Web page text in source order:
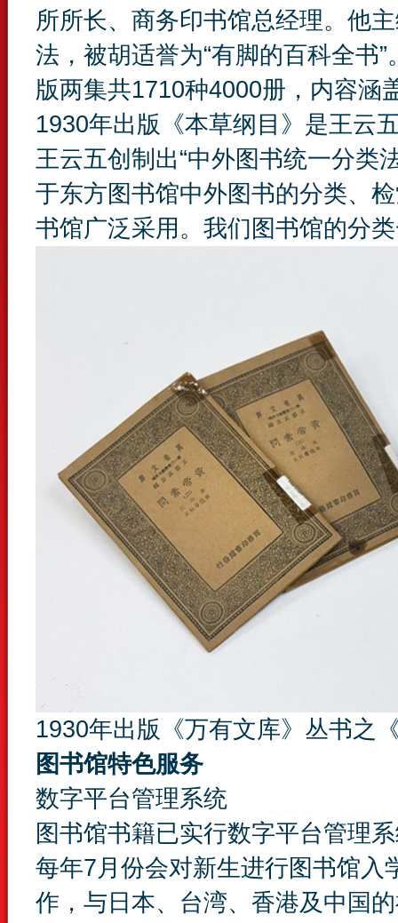
所所长、商务印书馆总经理。他
法，被胡适誉为“有脚的百科全书
版两集共1710种4000册，内容涵
1930年出版《本草纲目》是王云
王云五创制出“中外图书统一分类
于东方图书馆中外图书的分类、
书馆广泛采用。我们图书馆的分
1930年出版《万有文库》丛书之
图书馆特色服务
数字平台管理系统
图书馆书籍已实行数字平台管理
每年7月份会对新生进行图书馆入
作，与日本、台湾、香港及中国